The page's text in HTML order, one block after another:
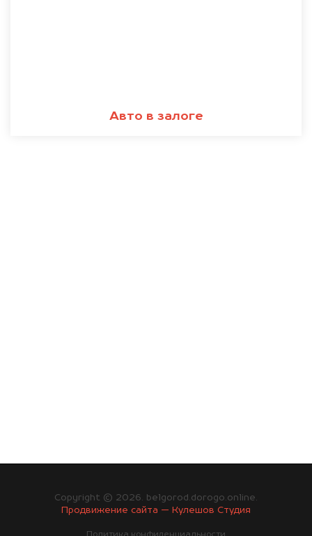
Авто в залоге
Copyright © 2026. belgorod.dorogo.online.
Продвижение сайта — Кулешов Студия